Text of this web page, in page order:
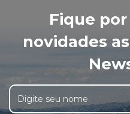
Fique
novidades